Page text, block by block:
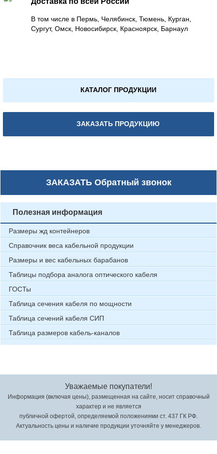
В том числе в Пермь, Челябинск, Тюмень, Курган,
Сургут, Омск, Новосибирск, Красноярск, Барнаул
КАТАЛОГ ПРОДУКЦИИ
ЗАКАЗАТЬ ПРОДУКЦИЮ
ЗАКАЗАТЬОбратный звонок
Полезная информация
Размеры жд контейнеров
Справочник веса кабельной продукции
Размеры и вес кабельных барабанов
Таблицы подбора аналога оптического кабеля
ГОСТы
Таблица сечения кабеля по мощности
Таблица сечений кабеля СИП
Таблица размеров кабель-каналов
Уважаемые покупатели!
Информация (включая цены), размещенная на сайте, носит справочный
характер и не является
публичной офертой, определяемой положениями ст. 437 ГК РФ.
Актуальность цены и наличие продукции уточняйте у менеджеров.